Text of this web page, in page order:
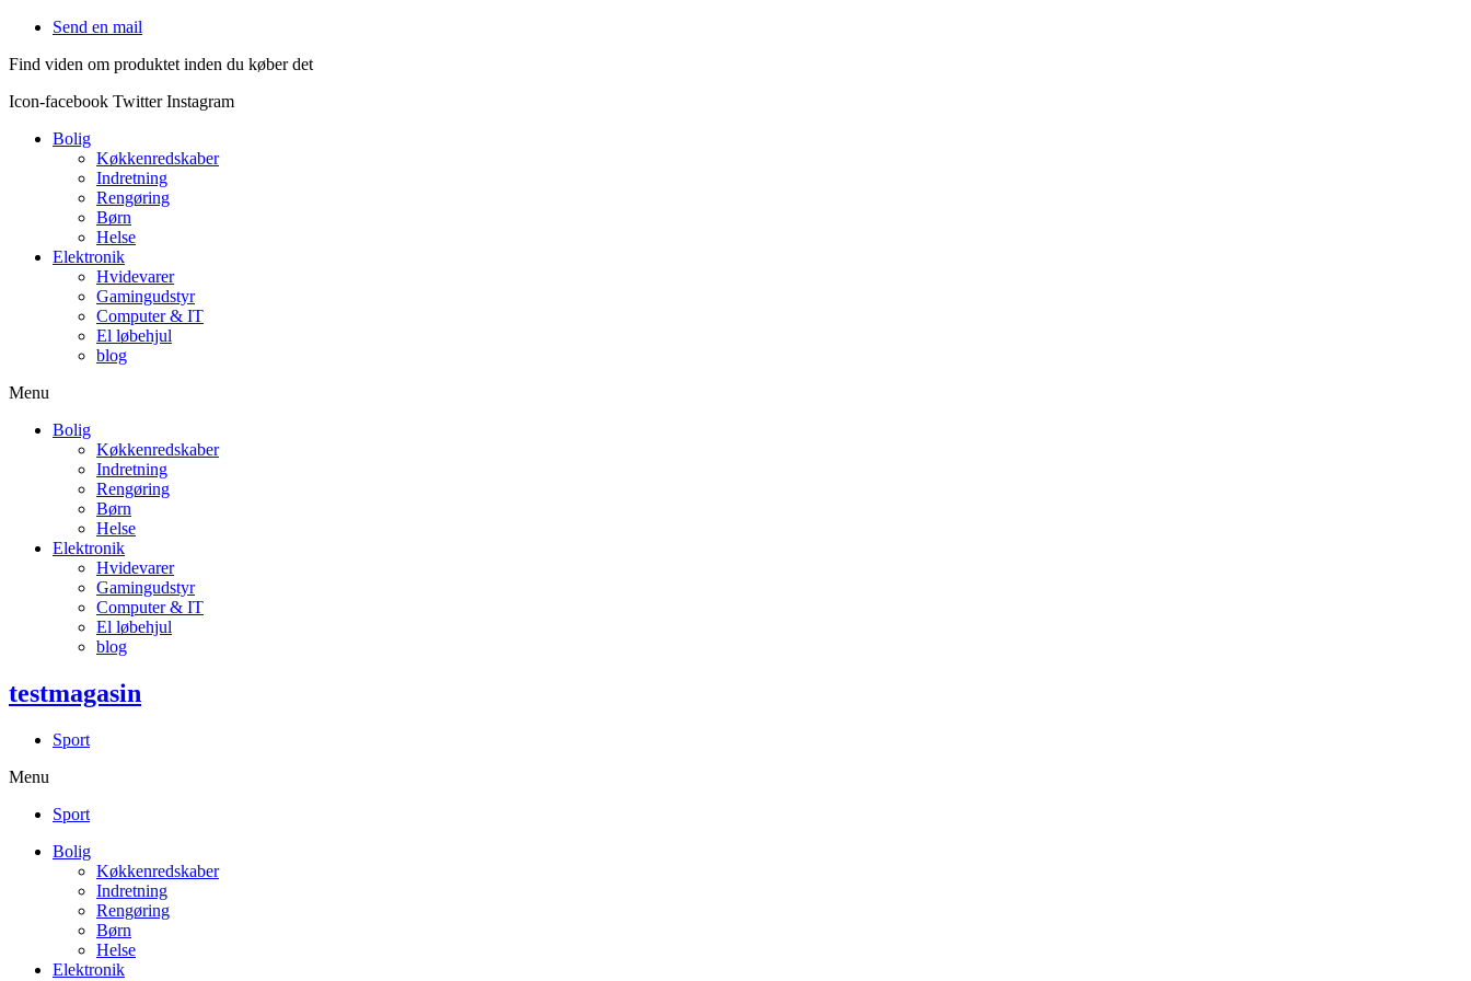
Videre
indhold
Send en mail
Find viden om produktet inden du køber det
Icon-facebook Twitter Instagram
Bolig
Køkkenredskaber
Indretning
Rengøring
Børn
Helse
Elektronik
Hvidevarer
Gamingudstyr
Computer & IT
El løbehjul
blog
Menu
Bolig
Køkkenredskaber
Indretning
Rengøring
Børn
Helse
Elektronik
Hvidevarer
Gamingudstyr
Computer & IT
El løbehjul
blog
testmagasin
Sport
Menu
Sport
Bolig
Køkkenredskaber
Indretning
Rengøring
Børn
Helse
Elektronik